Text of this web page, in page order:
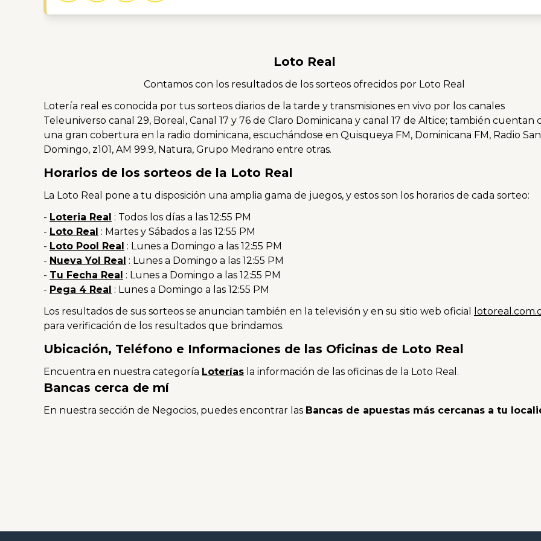
Loto Real
Contamos con los resultados de los sorteos ofrecidos por Loto Real
Lotería real es conocida por tus sorteos diarios de la tarde y transmisiones en vivo por los canales
Teleuniverso canal 29, Boreal, Canal 17 y 76 de Claro Dominicana y canal 17 de Altice; también cuentan
una gran cobertura en la radio dominicana, escuchándose en Quisqueya FM, Dominicana FM, Radio
Domingo, z101, AM 99.9, Natura, Grupo Medrano entre otras.
Horarios de los sorteos de la Loto Real
La Loto Real pone a tu disposición una amplia gama de juegos, y estos son los horarios de cada sorteo:
- Loteria Real : Todos los días a las 12:55 PM
- Loto Real : Martes y Sábados a las 12:55 PM
- Loto Pool Real : Lunes a Domingo a las 12:55 PM
- Nueva Yol Real : Lunes a Domingo a las 12:55 PM
- Tu Fecha Real : Lunes a Domingo a las 12:55 PM
- Pega 4 Real : Lunes a Domingo a las 12:55 PM
Los resultados de sus sorteos se anuncian también en la televisión y en su sitio web oficial
para verificación de los resultados que brindamos.
Ubicación, Teléfono e Informaciones de las Oficinas de Loto Real
Encuentra en nuestra categoría Loterías la información de las oficinas de la Loto Real.
Bancas cerca de mí
En nuestra sección de Negocios, puedes encontrar las Bancas de apuestas más cercanas a tu